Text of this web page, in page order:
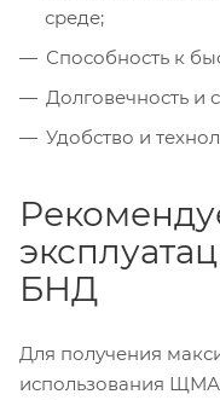
среде;
Способность к
Долговечность и
Удобство и
БНД
Для получения
использования